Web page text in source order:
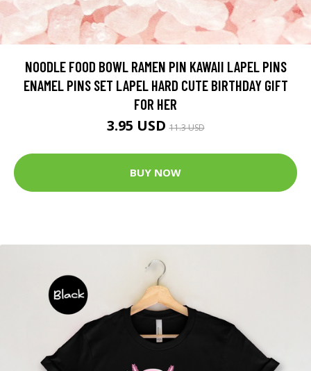
NOODLE FOOD BOWL RAMEN PIN KAWAII LAPEL PINS
ENAMEL PINS SET LAPEL HARD CUTE BIRTHDAY GIFT
FOR HER
3.95 USD11.3 USD
BUY NOW